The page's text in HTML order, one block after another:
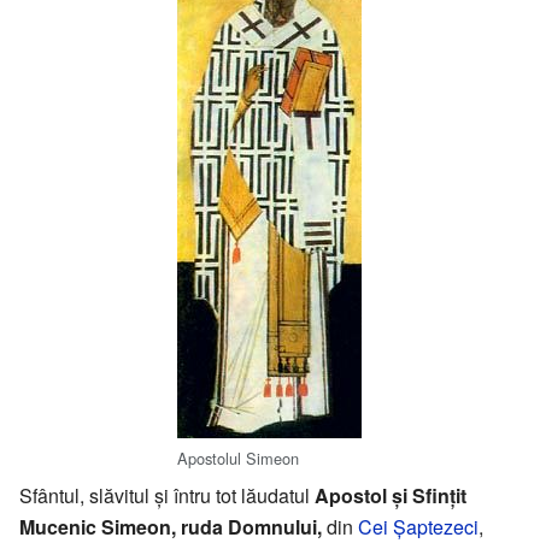
Apostolul Simeon
Sfântul, slăvitul și întru tot lăudatul Apostol și Sfințit
Mucenic Simeon, ruda Domnului,din Cei Șaptezeci,